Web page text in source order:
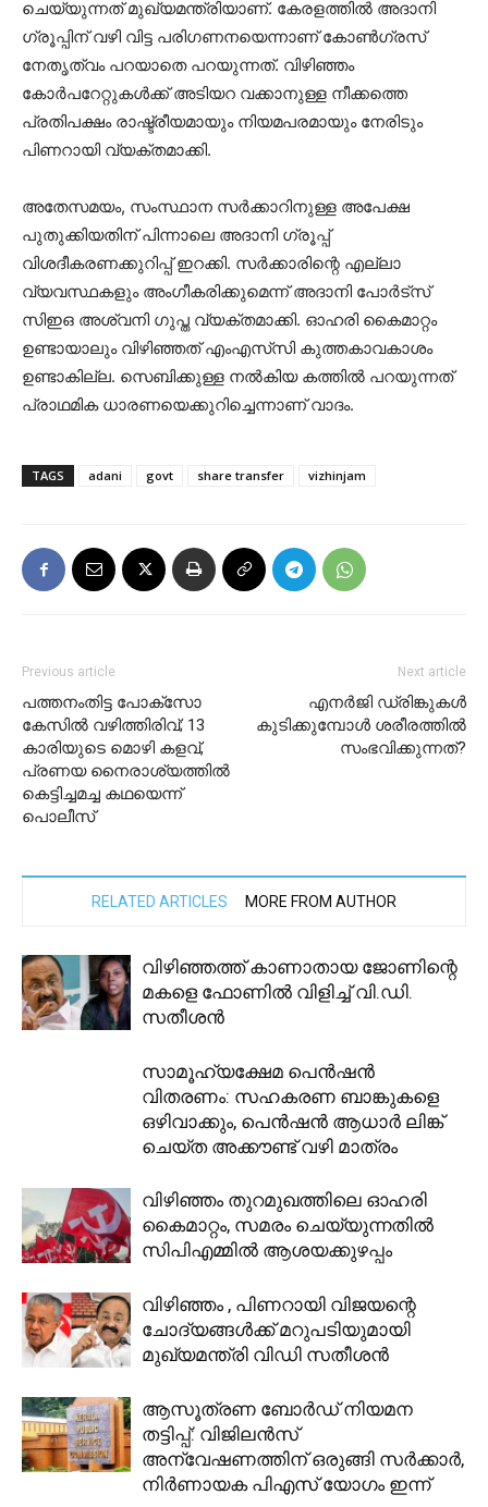
ചെയ്യുന്നത് മുഖ്യമന്ത്രിയാണ്. കേരളത്തിൽ അദാനി
ഗ്രൂപ്പിന് വഴി വിട്ട പരിഗണനയെന്നാണ് കോൺഗ്രസ്‌
നേതൃത്വം പറയാതെ പറയുന്നത്. വിഴിഞ്ഞം
കോര്‍പറേറ്റുകൾക്ക് അടിയറ വക്കാനുള്ള നീക്കത്തെ
പ്രതിപക്ഷം രാഷ്ട്രീയമായും നിയമപരമായും നേരിടും
പിണറായി വ്യക്തമാക്കി.
അതേസമയം, സംസ്ഥാന സർക്കാറിനുള്ള അപേക്ഷ
പുതുക്കിയതിന് പിന്നാലെ അദാനി ഗ്രൂപ്പ്
വിശദീകരണക്കുറിപ്പ് ഇറക്കി. സർക്കാരിന്റെ എല്ലാ
വ്യവസ്ഥകളും അംഗീകരിക്കുമെന്ന് അദാനി പോര്‍ട്സ്
സിഇഒ അശ്വനി ഗുപ്ത വ്യക്തമാക്കി. ഓഹരി കൈമാറ്റം
ഉണ്ടായാലും വിഴിഞ്ഞത് എംഎസ്‍‍സി കുത്തകാവകാശം
ഉണ്ടാകില്ല. സെബിക്കുള്ള നൽകിയ കത്തിൽ പറയുന്നത്
പ്രാഥമിക ധാരണയെക്കുറിച്ചെന്നാണ് വാദം.
TAGS adani govt share transfer vizhinjam
Previous article
പത്തനംതിട്ട പോക്സോ
കേസില്‍ വഴിത്തിരിവ്; 13
കാരിയുടെ മൊഴി കളവ്,
പ്രണയ നൈരാശ്യത്തില്‍
കെട്ടിച്ചമച്ച കഥയെന്ന്
പൊലീസ്
Next article
എനർജി ഡ്രിങ്കുകൾ
കുടിക്കുമ്പോൾ ശരീരത്തിൽ
സംഭവിക്കുന്നത്?
RELATED ARTICLES MORE FROM AUTHOR
വിഴിഞ്ഞത്ത് കാണാതായ ജോണിന്റെ
മകളെ ഫോണിൽ വിളിച്ച് വി.ഡി.
സതീശൻ
സാമൂ​ഹ്യക്ഷേമ പെൻഷൻ
വിതരണം: സഹകരണ ബാങ്കുകളെ
ഒഴിവാക്കും, പെൻഷൻ ആധാർ‌ ലിങ്ക്
ചെയ്ത അക്കൗണ്ട് വഴി മാത്രം
വിഴിഞ്ഞം തുറമുഖത്തിലെ ഓഹരി
കൈമാറ്റം, സമരം ചെയ്യുന്നതിൽ
സിപിഎമ്മിൽ ആശയക്കുഴപ്പം
വിഴിഞ്ഞം , പിണറായി വിജയന്റെ
ചോദ്യങ്ങള്‍ക്ക് മറുപടിയുമായി
മുഖ്യമന്ത്രി വിഡി സതീശന്‍
ആസൂത്രണ ബോർഡ് നിയമന
തട്ടിപ്പ്: വിജിലൻസ്
അന്വേഷണത്തിന് ഒരുങ്ങി സർക്കാർ,
നിർണായക പിഎസ് യോഗം ഇന്ന്